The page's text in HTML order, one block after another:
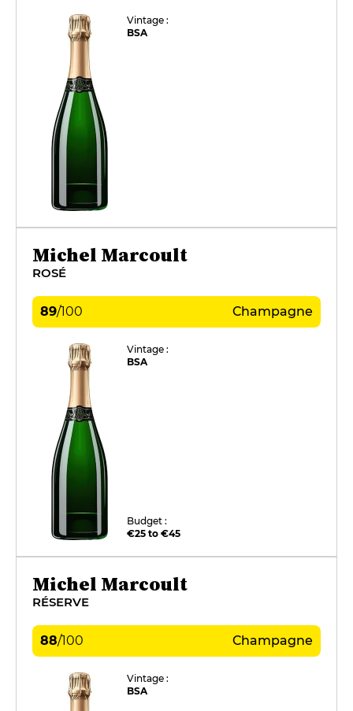
Vintage :
BSA
Michel Marcoult
ROSÉ
89/100 Champagne
Vintage :
BSA
Budget :
€25 to €45
Michel Marcoult
RÉSERVE
88/100 Champagne
Vintage :
BSA